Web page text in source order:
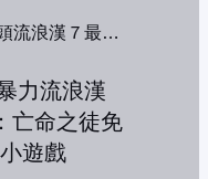
街頭流浪漢７最終章